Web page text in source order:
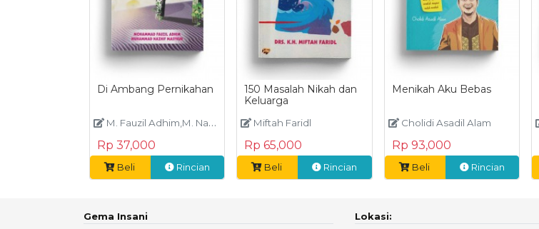
Di Ambang Pernikahan
M. Fauzil Adhim,M. Nazhif Masykur
Rp 37,000
Beli Rincian
150 Masalah Nikah dan
Keluarga
Miftah Faridl
Rp 65,000
Beli Rincian
Menikah Aku Bebas
Cholidi Asadil Alam
Rp 93,000
Beli Rincian
Gema Insani
Lokasi: